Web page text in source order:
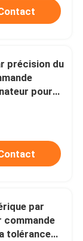
précision du
pour
par
commande
tolérance